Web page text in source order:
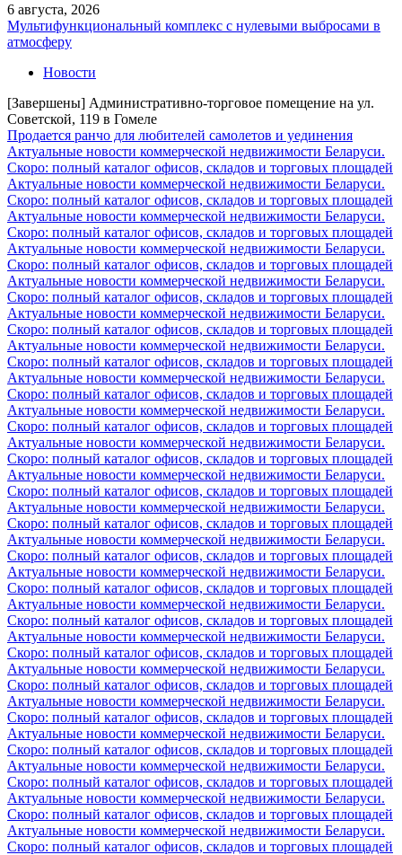
6 августа, 2026
Мультифункциональный комплекс с нулевыми выбросами в
атмосферу
Новости
[Завершены] Административно-торговое помещение на ул.
Советской, 119 в Гомеле
Продается ранчо для любителей самолетов и уединения
Актуальные новости коммерческой недвижимости Беларуси.
Скоро: полный каталог офисов, складов и торговых площадей
Актуальные новости коммерческой недвижимости Беларуси.
Скоро: полный каталог офисов, складов и торговых площадей
Актуальные новости коммерческой недвижимости Беларуси.
Скоро: полный каталог офисов, складов и торговых площадей
Актуальные новости коммерческой недвижимости Беларуси.
Скоро: полный каталог офисов, складов и торговых площадей
Актуальные новости коммерческой недвижимости Беларуси.
Скоро: полный каталог офисов, складов и торговых площадей
Актуальные новости коммерческой недвижимости Беларуси.
Скоро: полный каталог офисов, складов и торговых площадей
Актуальные новости коммерческой недвижимости Беларуси.
Скоро: полный каталог офисов, складов и торговых площадей
Актуальные новости коммерческой недвижимости Беларуси.
Скоро: полный каталог офисов, складов и торговых площадей
Актуальные новости коммерческой недвижимости Беларуси.
Скоро: полный каталог офисов, складов и торговых площадей
Актуальные новости коммерческой недвижимости Беларуси.
Скоро: полный каталог офисов, складов и торговых площадей
Актуальные новости коммерческой недвижимости Беларуси.
Скоро: полный каталог офисов, складов и торговых площадей
Актуальные новости коммерческой недвижимости Беларуси.
Скоро: полный каталог офисов, складов и торговых площадей
Актуальные новости коммерческой недвижимости Беларуси.
Скоро: полный каталог офисов, складов и торговых площадей
Актуальные новости коммерческой недвижимости Беларуси.
Скоро: полный каталог офисов, складов и торговых площадей
Актуальные новости коммерческой недвижимости Беларуси.
Скоро: полный каталог офисов, складов и торговых площадей
Актуальные новости коммерческой недвижимости Беларуси.
Скоро: полный каталог офисов, складов и торговых площадей
Актуальные новости коммерческой недвижимости Беларуси.
Скоро: полный каталог офисов, складов и торговых площадей
Актуальные новости коммерческой недвижимости Беларуси.
Скоро: полный каталог офисов, складов и торговых площадей
Актуальные новости коммерческой недвижимости Беларуси.
Скоро: полный каталог офисов, складов и торговых площадей
Актуальные новости коммерческой недвижимости Беларуси.
Скоро: полный каталог офисов, складов и торговых площадей
Актуальные новости коммерческой недвижимости Беларуси.
Скоро: полный каталог офисов, складов и торговых площадей
Актуальные новости коммерческой недвижимости Беларуси.
Скоро: полный каталог офисов, складов и торговых площадей